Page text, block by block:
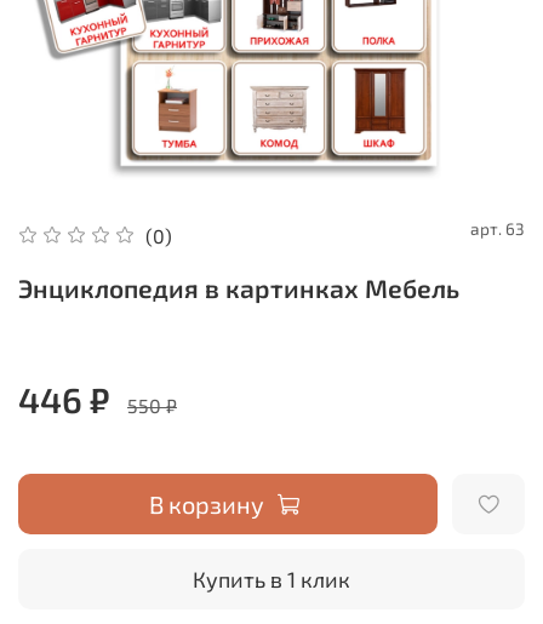
(0) арт. 63
Энциклопедия в картинках Мебель
446 ₽ 550 ₽
В корзину
Купить в 1 клик